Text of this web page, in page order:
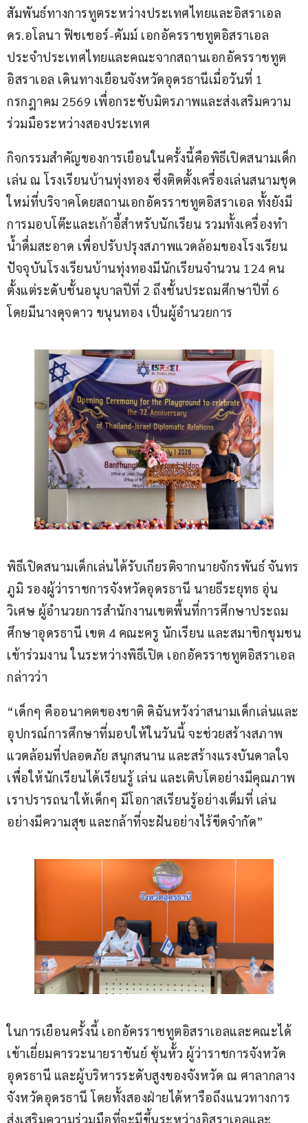
สัมพันธ์ทางการทูตระหว่างประเทศไทยและอิสราเอล
ดร.อโลนา ฟิชเชอร์-คัมม์ เอกอัครราชทูตอิสราเอล
ประจำประเทศไทยและคณะจากสถานเอกอัครราชทูต
อิสราเอล เดินทางเยือนจังหวัดอุดรธานีเมื่อวันที่ 1
กรกฎาคม 2569 เพื่อกระชับมิตรภาพและส่งเสริมความ
ร่วมมือระหว่างสองประเทศ
กิจกรรมสำคัญของการเยือนในครั้งนี้คือพิธีเปิดสนามเด็ก
เล่น ณ โรงเรียนบ้านทุ่งทอง ซึ่งติดตั้งเครื่องเล่นสนามชุด
ใหม่ที่บริจาคโดยสถานเอกอัครราชทูตอิสราเอล ทั้งยังมี
การมอบโต๊ะและเก้าอี้สำหรับนักเรียน รวมทั้งเครื่องทำ
น้ำดื่มสะอาด เพื่อปรับปรุงสภาพแวดล้อมของโรงเรียน
ปัจจุบันโรงเรียนบ้านทุ่งทองมีนักเรียนจำนวน 124 คน
ตั้งแต่ระดับชั้นอนุบาลปีที่ 2 ถึงชั้นประถมศึกษาปีที่ 6
โดยมีนางดุจดาว ขนุนทอง เป็นผู้อำนวยการ
พิธีเปิดสนามเด็กเล่นได้รับเกียรติจากนายจักรพันธ์ จันทร
ภูมิ รองผู้ว่าราชการจังหวัดอุดรธานี นายธีระยุทธ อุ่น
วิเศษ ผู้อำนวยการสำนักงานเขตพื้นที่การศึกษาประถม
ศึกษาอุดรธานี เขต 4 คณะครู นักเรียน และสมาชิกชุมชน
เข้าร่วมงาน ในระหว่างพิธีเปิด เอกอัครราชทูตอิสราเอล
กล่าวว่า
“เด็กๆ คืออนาคตของชาติ ดิฉันหวังว่าสนามเด็กเล่นและ
อุปกรณ์การศึกษาที่มอบให้ในวันนี้ จะช่วยสร้างสภาพ
แวดล้อมที่ปลอดภัย สนุกสนาน และสร้างแรงบันดาลใจ
เพื่อให้นักเรียนได้เรียนรู้ เล่น และเติบโตอย่างมีคุณภาพ
เราปรารถนาให้เด็กๆ มีโอกาสเรียนรู้อย่างเต็มที่ เล่น
อย่างมีความสุข และกล้าที่จะฝันอย่างไร้ขีดจำกัด”
ในการเยือนครั้งนี้ เอกอัครราชทูตอิสราเอลและคณะได้
เข้าเยี่ยมคารวะนายราชันย์ ซุ้นหั้ว ผู้ว่าราชการจังหวัด
อุดรธานี และผู้บริหารระดับสูงของจังหวัด ณ ศาลากลาง
จังหวัดอุดรธานี โดยทั้งสองฝ่ายได้หารือถึงแนวทางการ
ส่งเสริมความร่วมมือที่จะมีขึ้นระหว่างอิสราเอลและ